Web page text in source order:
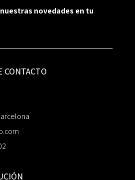
novedades en tu
CONTACTO